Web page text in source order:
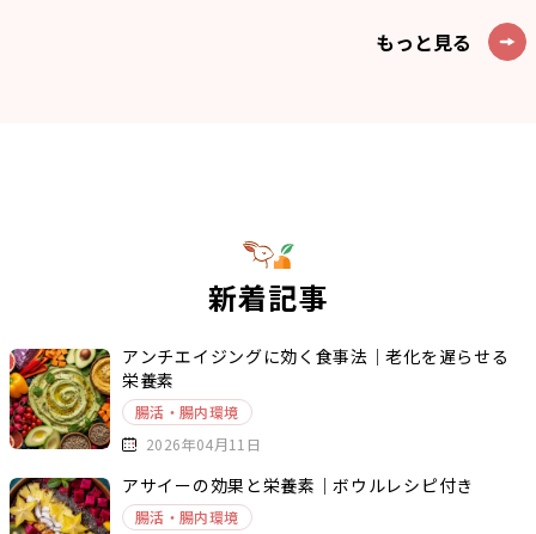
もっと見る
新着記事
アンチエイジングに効く食事法｜老化を遅らせる
栄養素
腸活・腸内環境
2026年04月11日
アサイーの効果と栄養素｜ボウルレシピ付き
腸活・腸内環境